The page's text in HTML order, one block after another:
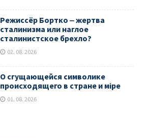
Режиссёр Бортко ‒ жертва
сталинизма или наглое
сталинистское брехло?
02. 08. 2026
О сгущающейся символике
происходящего в стране и мiре
01. 08. 2026